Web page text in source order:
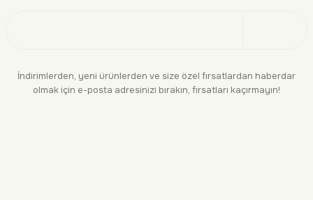
İndirimlerden, yeni ürünlerden ve size özel fırsatlardan haberdar
olmak için e-posta adresinizi bırakın, fırsatları kaçırmayın!